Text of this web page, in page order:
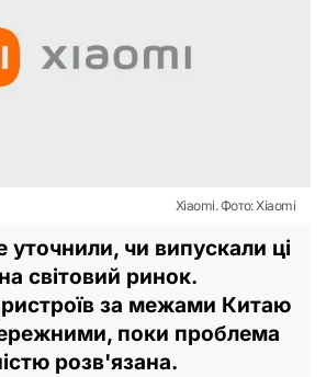
Xiaomi. Фото: Xiaomi
уточнили, чи випускали ці
світовий ринок.
за межами Китаю
поки проблема
розв'язана.